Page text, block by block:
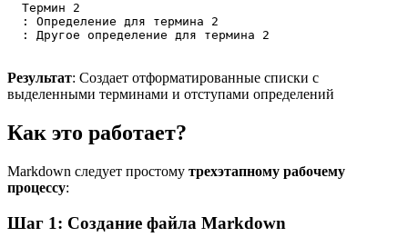
  Термин 2
  : Определение для термина 2
  : Другое определение для термина 2
Результат: Создает отформатированные списки с
выделенными терминами и отступами определений
Как это работает?
Markdown следует простому трехэтапному рабочему
процессу:
Шаг 1: Создание файла Markdown